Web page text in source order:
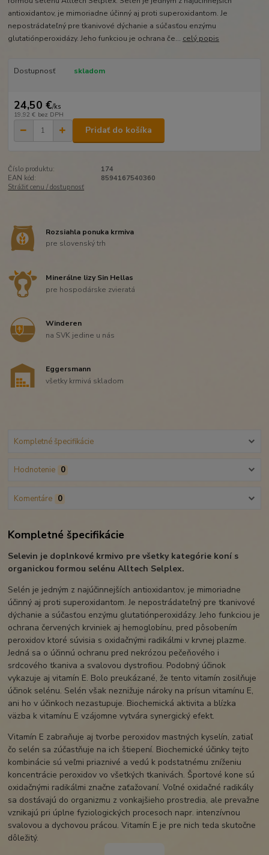
antioxidantov, je mimoriadne účinný aj proti superoxidantom. Je
nepostrádateľný pre tkanivové dýchanie a súčasťou enzýmu
glutatiónperoxidázy. Jeho funkciou je ochrana če... celý popis
Dostupnosť skladom
24,50 €/ks
19,92 € bez DPH
Pridať do košíka
Číslo produktu:
174
EAN kód:
8594167540360
Strážiť cenu / dostupnosť
Rozsiahla ponuka krmiva
pre slovenský trh
Minerálne lizy Sin Hellas
pre hospodárske zvieratá
Winderen
na SVK jedine u nás
Eggersmann
všetky krmivá skladom
Kompletné špecifikácie
Hodnotenie 0
Komentáre 0
Kompletné špecifikácie
Selevin je doplnkové krmivo pre všetky kategórie koní s
organickou formou selénu Alltech Selplex.
Selén je jedným z najúčinnejších antioxidantov, je mimoriadne
účinný aj proti superoxidantom. Je nepostrádateľný pre tkanivové
dýchanie a súčasťou enzýmu glutatiónperoxidázy. Jeho funkciou je
ochrana červených krviniek aj hemoglobínu, pred pôsobením
peroxidov ktoré súvisia s oxidačnými radikálmi v krvnej plazme.
Jedná sa o účinnú ochranu pred nekrózou pečeňového i
srdcového tkaniva a svalovou dystrofiou. Podobný účinok
vykazuje aj vitamín E. Bolo preukázané, že tento vitamín zosilňuje
účinok selénu. Selén však neznižuje nároky na prísun vitamínu E,
ani ho v účinkoch nezastupuje. Biochemická aktivita a blízka
väzba k vitamínu E vzájomne vytvára synergický efekt.
Vitamín E zabraňuje aj tvorbe peroxidov mastných kyselín, zatiaľ
čo selén sa zúčastňuje na ich štiepení. Biochemické účinky tejto
kombinácie sú veľmi priaznivé a vedú k podstatnému zníženiu
koncentrácie peroxidov vo všetkých tkanivách. Športové kone sú
oxidačnými radikálmi značne zaťažovaní. Voľné oxidačné radikály
sa dostávajú do organizmu z vonkajšieho prostredia, ale prevažne
vznikajú pri úplne fyziologických procesoch napr. intenzívnou
svalovou a dychovou prácou. Vitamín E je pre nich teda skutočne
dôležitý.